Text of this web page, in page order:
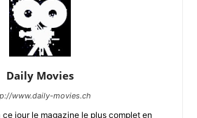
Daily Movies
www.daily-movies.ch
jour le magazine le plus complet en